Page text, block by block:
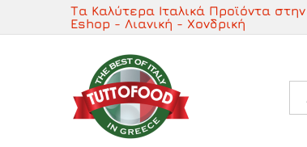
Τα Καλύτερα Ιταλικά Προϊόντα
Eshop - Λιανική - Χονδρική
Πιατέλα για Pizza